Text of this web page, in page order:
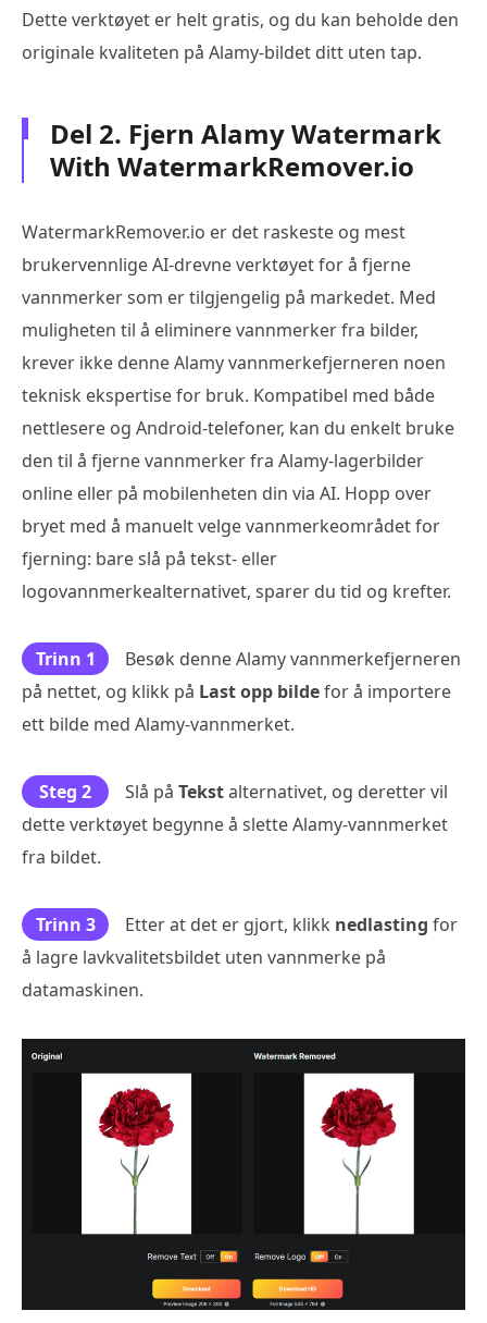
Dette verktøyet er helt gratis, og du kan beholde den
originale kvaliteten på Alamy-bildet ditt uten tap.
Del 2. Fjern Alamy Watermark
With WatermarkRemover.io
WatermarkRemover.io er det raskeste og mest
brukervennlige AI-drevne verktøyet for å fjerne
vannmerker som er tilgjengelig på markedet. Med
muligheten til å eliminere vannmerker fra bilder,
krever ikke denne Alamy vannmerkefjerneren noen
teknisk ekspertise for bruk. Kompatibel med både
nettlesere og Android-telefoner, kan du enkelt bruke
den til å fjerne vannmerker fra Alamy-lagerbilder
online eller på mobilenheten din via AI. Hopp over
bryet med å manuelt velge vannmerkeområdet for
fjerning: bare slå på tekst- eller
logovannmerkealternativet, sparer du tid og krefter.
Trinn 1
Besøk denne Alamy vannmerkefjerneren
på nettet, og klikk på Last opp bildefor å importere
ett bilde med Alamy-vannmerket.
Steg 2 Slå på Tekstalternativet, og deretter vil
dette verktøyet begynne å slette Alamy-vannmerket
fra bildet.
Trinn 3 Etter at det er gjort, klikk nedlasting for
å lagre lavkvalitetsbildet uten vannmerke på
datamaskinen.